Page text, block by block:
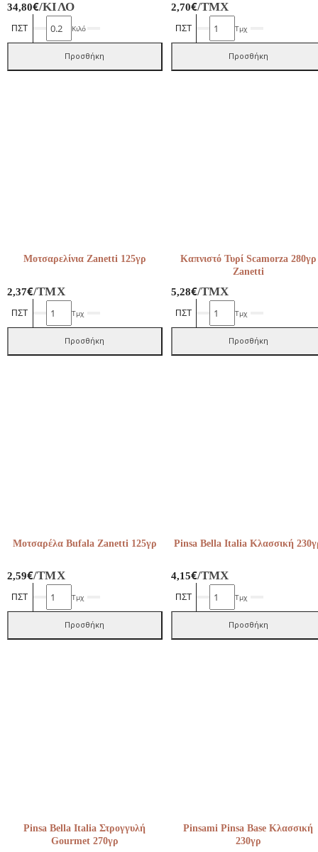
34,80€/ΚΙΛΌ
Πεκορίνο
Σαρδηνίας
ποσότητα
Κιλό
Προσθήκη
2,70€/ΤΜΧ
Σάλτσα
Πίτσας
310ml
Γουμένισσες
Τμχ
Προσθήκη
Μοτσαρελίνια Zanetti 125γρ
2,37€/ΤΜΧ
Μοτσαρελίνια
Zanetti
125γρ
ποσότητα
Τμχ
Προσθήκη
Καπνιστό Τυρί Scamorza 280γρ
Zanetti
5,28€/ΤΜΧ
Καπνιστό
Τυρί
Scamorza
280γρ
Τμχ
Προσθήκη
Μοτσαρέλα Bufala Zanetti 125γρ
2,59€/ΤΜΧ
Μοτσαρέλα
Bufala
Zanetti
125γρ
Τμχ
Προσθήκη
Pinsa Bella Italia Κλασσική
4,15€/ΤΜΧ
Pinsa
Bella
Italia
Κλασσική
Τμχ
Προσθήκη
Pinsa Bella Italia Στρογγυλή
Gourmet 270γρ
Pinsami Pinsa Base Κλασσική
230γρ